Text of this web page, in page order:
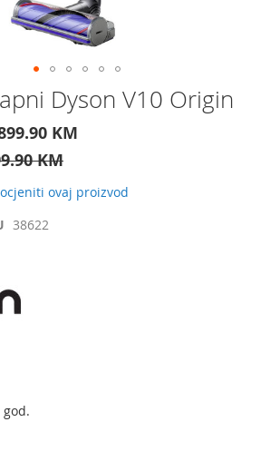
Dyson V10 Origin
KM
KM
ovaj proizvod
38622
god.